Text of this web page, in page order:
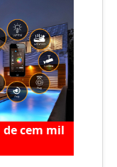
cem mil